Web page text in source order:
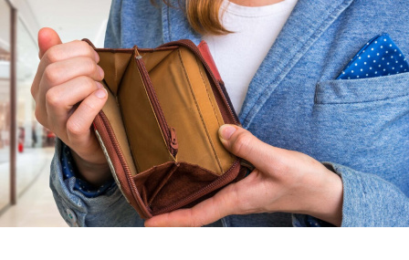
Перейти к основному содержанию